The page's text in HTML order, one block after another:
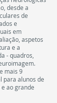
desde a
de
e
em
aspetos
e a
- quadros,
mais 9
para alunos de
ao grande